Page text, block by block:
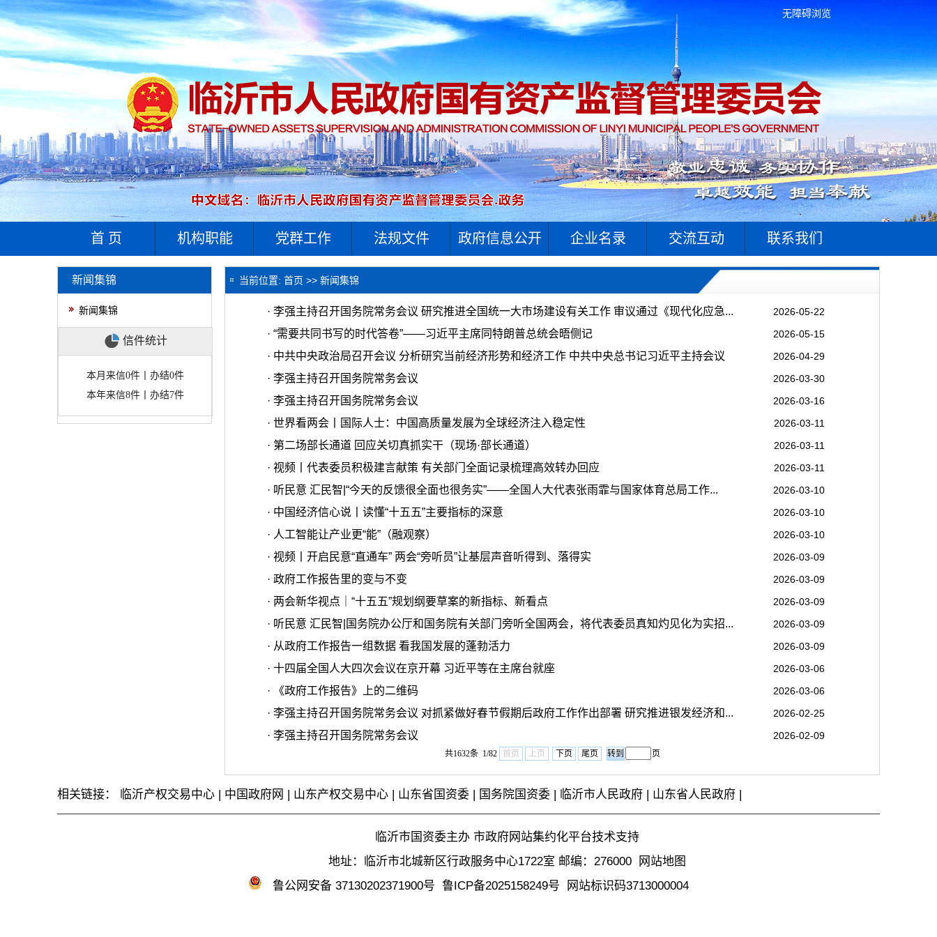
无障碍浏览
首 页 机构职能 党群工作 法规文件 政府信息公开 企业名录 交流互动 联系我们
新闻集锦
新闻集锦
信件统计
本月来信0件丨办结0件
本年来信8件丨办结7件
当前位置: 首页 >> 新闻集锦
· 李强主持召开国务院常务会议 研究推进全国统一大市场建设有关工作 审议通过《现代化应急... 2026-05-22
· “需要共同书写的时代答卷”——习近平主席同特朗普总统会晤侧记 2026-05-15
· 中共中央政治局召开会议 分析研究当前经济形势和经济工作 中共中央总书记习近平主持会议 2026-04-29
· 李强主持召开国务院常务会议 2026-03-30
· 李强主持召开国务院常务会议 2026-03-16
· 世界看两会丨国际人士：中国高质量发展为全球经济注入稳定性 2026-03-11
· 第二场部长通道 回应关切真抓实干（现场·部长通道） 2026-03-11
· 视频丨代表委员积极建言献策 有关部门全面记录梳理高效转办回应 2026-03-11
· 听民意 汇民智|“今天的反馈很全面也很务实”——全国人大代表张雨霏与国家体育总局工作... 2026-03-10
· 中国经济信心说丨读懂“十五五”主要指标的深意 2026-03-10
· 人工智能让产业更“能”（融观察） 2026-03-10
· 视频丨开启民意“直通车” 两会“旁听员”让基层声音听得到、落得实 2026-03-09
· 政府工作报告里的变与不变 2026-03-09
· 两会新华视点｜“十五五”规划纲要草案的新指标、新看点 2026-03-09
· 听民意 汇民智|国务院办公厅和国务院有关部门旁听全国两会，将代表委员真知灼见化为实招... 2026-03-09
· 从政府工作报告一组数据 看我国发展的蓬勃活力 2026-03-09
· 十四届全国人大四次会议在京开幕 习近平等在主席台就座 2026-03-06
· 《政府工作报告》上的二维码 2026-03-06
· 李强主持召开国务院常务会议 对抓紧做好春节假期后政府工作作出部署 研究推进银发经济和... 2026-02-25
· 李强主持召开国务院常务会议 2026-02-09
共1632条 1/82 首页 上页 下页 尾页 页
相关链接： 临沂产权交易中心 | 中国政府网 | 山东产权交易中心 | 山东省国资委 | 国务院国资委 | 临沂市人民政府 | 山东省人民政府 |
临沂市国资委主办 市政府网站集约化平台技术支持
地址：临沂市北城新区行政服务中心1722室 邮编：276000
网站地图
鲁公网安备 37130202371900号 鲁ICP备2025158249号 网站标识码3713000004